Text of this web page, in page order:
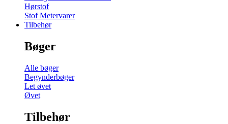
Hørstof
Stof Metervarer
Tilbehør
Bøger
Alle bøger
Begynderbøger
Let øvet
Øvet
Tilbehør